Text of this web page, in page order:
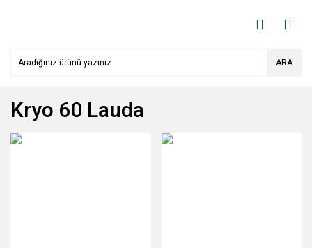
ARA
Kryo 60 Lauda